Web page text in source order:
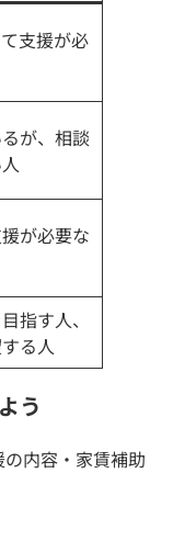
支援が必
が、相談
が必要な
指す人、
る人
う
内容・家賃補助